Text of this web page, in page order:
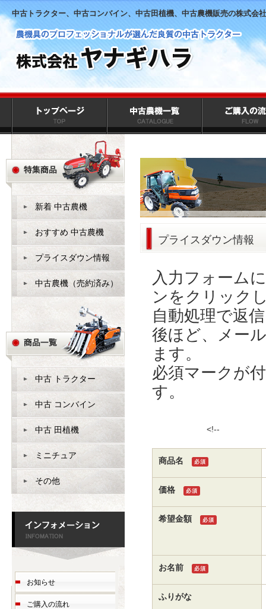
中古トラクター、中古コンバイン、中古田植機、中古農機販売の株式会
プライスダウン情報
入力フォーム
ンをクリック
自動処理で返
後ほど、メー
ます。
必須マークが
す。
商品名 必須
価格 必須
希望金額 必須
お名前 必須
ふりがな
新着 中古農機
おすすめ 中古農機
プライスダウン情報
中古農機（売約済み）
中古 トラクター
中古 コンバイン
中古 田植機
ミニチュア
その他
お知らせ
ご購入の流れ